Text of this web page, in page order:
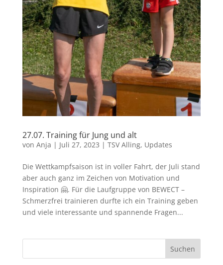
27.07. Training für Jung und alt
von Anja | Juli 27, 2023 | TSV Alling, Updates
Die Wettkampfsaison ist in voller Fahrt, der Juli stand
aber auch ganz im Zeichen von Motivation und
Inspiration 🤗. Für die Laufgruppe von BEWECT –
Schmerzfrei trainieren durfte ich ein Training geben
und viele interessante und spannende Fragen...
Suchen